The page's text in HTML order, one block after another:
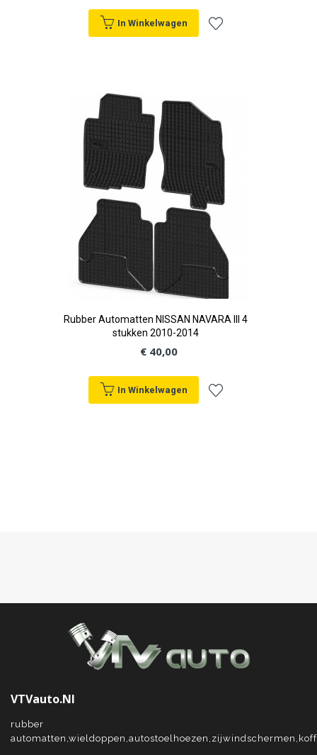
In Winkelwagen
verlanglijst
Rubber Automatten NISSAN NAVARA III 4
stukken 2010-2014
€ 40,00
In Winkelwagen
VTVauto.nl
rubber